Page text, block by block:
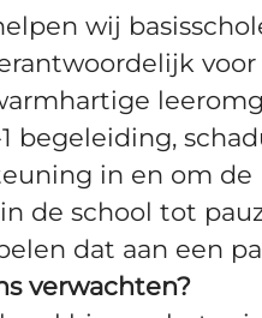
wij
begeleiding,
in en om de
de school tot
dat aan een
verwachten?